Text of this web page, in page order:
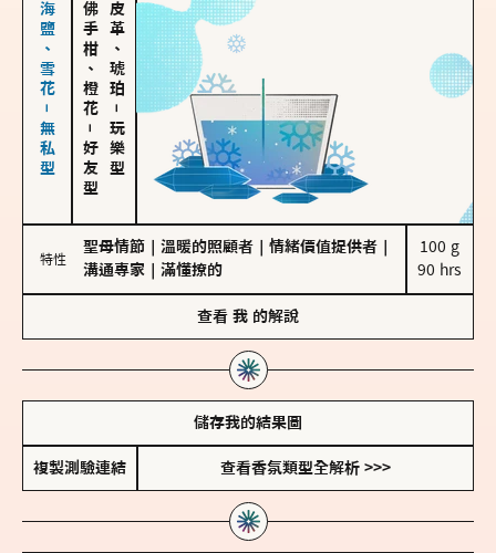
海鹽、雪花－無私型 佛手柑、橙花
－
好友型
皮革、琥珀
－
玩樂型
特性
聖母情節 溫暖的照顧者 情緒價值提供者
溝通專家
滿懂撩的
100 g
90 hrs
查看 我 的解說
儲存我的結果圖
複製測驗連結 查看香氛類型全解析 >>>